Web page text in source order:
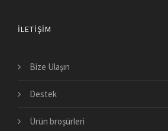
İLETIŞIM
Bize Ulaşın
Destek
Ürün broşürleri